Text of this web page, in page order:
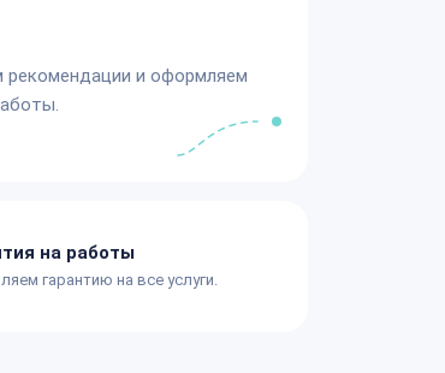
рекомендации и оформляем
на работы
гарантию на все услуги.